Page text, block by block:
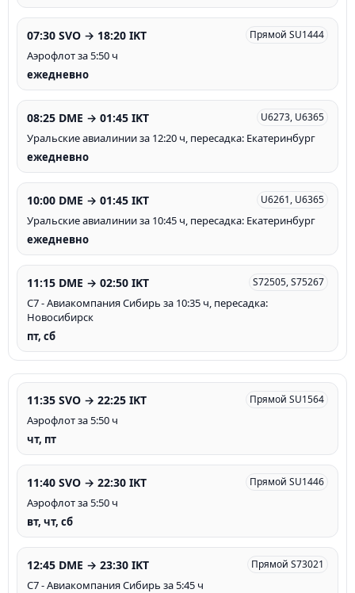
07:30 SVO → 18:20 IKT Прямой SU1444
Аэрофлот за 5:50 ч
ежедневно
08:25 DME → 01:45 IKT U6273, U6365
Уральские авиалинии за 12:20 ч, пересадка: Екатеринбург
ежедневно
10:00 DME → 01:45 IKT U6261, U6365
Уральские авиалинии за 10:45 ч, пересадка: Екатеринбург
ежедневно
11:15 DME → 02:50 IKT S72505, S75267
С7 - Авиакомпания Сибирь за 10:35 ч, пересадка:
Новосибирск
пт, сб
11:35 SVO → 22:25 IKT Прямой SU1564
Аэрофлот за 5:50 ч
чт, пт
11:40 SVO → 22:30 IKT Прямой SU1446
Аэрофлот за 5:50 ч
вт, чт, сб
12:45 DME → 23:30 IKT Прямой S73021
С7 - Авиакомпания Сибирь за 5:45 ч